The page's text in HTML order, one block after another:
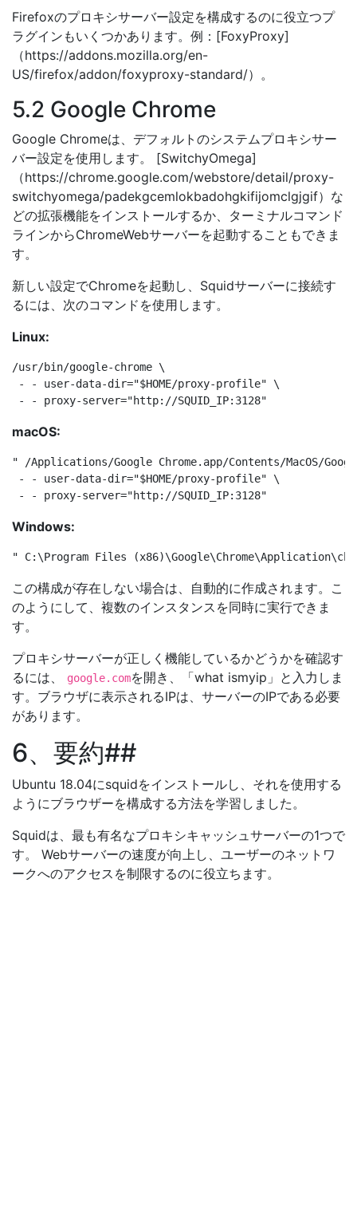
Firefoxのプロキシサーバー設定を構成するのに役立つプ
ラグインもいくつかあります。例：[FoxyProxy]
（https://addons.mozilla.org/en-
US/firefox/addon/foxyproxy-standard/）。
5.2 Google Chrome
Google Chromeは、デフォルトのシステムプロキシサー
バー設定を使用します。 [SwitchyOmega]
（https://chrome.google.com/webstore/detail/proxy-
switchyomega/padekgcemlokbadohgkifijomclgjgif）な
どの拡張機能をインストールするか、ターミナルコマンド
ラインからChromeWebサーバーを起動することもできま
す。
新しい設定でChromeを起動し、Squidサーバーに接続す
るには、次のコマンドを使用します。
Linux:
/usr/bin/google-chrome \
- - user-data-dir="$HOME/proxy-profile" \
macOS:
" /Applications/Google Chrome.app/Contents/MacOS/
- - user-data-dir="$HOME/proxy-profile" \
Windows:
この構成が存在しない場合は、自動的に作成されます。こ
のようにして、複数のインスタンスを同時に実行できま
す。
プロキシサーバーが正しく機能しているかどうかを確認す
るには、
google.comを開き、「what ismyip」と入力しま
す。ブラウザに表示されるIPは、サーバーのIPである必要
があります。
6、要約##
Ubuntu 18.04にsquidをインストールし、それを使用する
ようにブラウザーを構成する方法を学習しました。
Squidは、最も有名なプロキシキャッシュサーバーの1つで
す。 Webサーバーの速度が向上し、ユーザーのネットワ
ークへのアクセスを制限するのに役立ちます。